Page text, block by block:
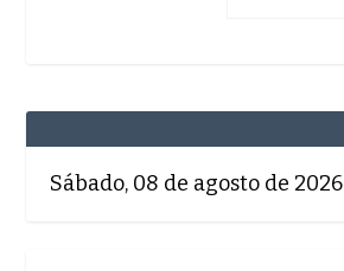
Sábado, 08 de agosto de 2026